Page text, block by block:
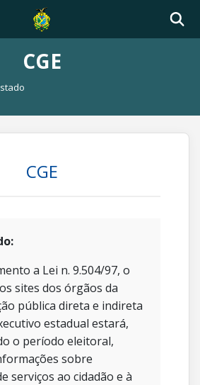
CGE
CGE
a Lei n. 9.504/97, o
sites dos órgãos da
pública direta e indireta
estadual estará,
o período eleitoral,
sobre
serviços ao cidadão e à